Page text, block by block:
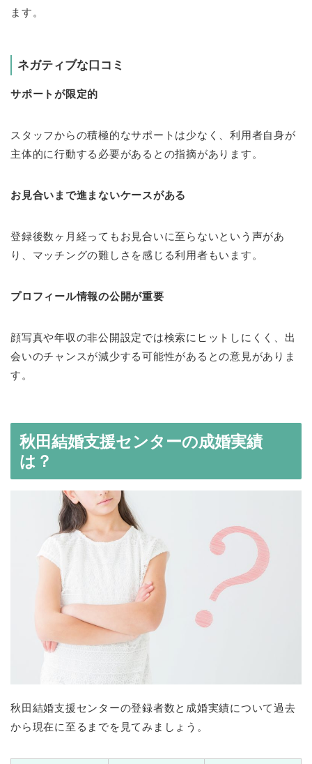
ます。
ネガティブな口コミ
サポートが限定的
スタッフからの積極的なサポートは少なく、利用者自身が
主体的に行動する必要があるとの指摘があります。
お見合いまで進まないケースがある
登録後数ヶ月経ってもお見合いに至らないという声があ
り、マッチングの難しさを感じる利用者もいます。
プロフィール情報の公開が重要
顔写真や年収の非公開設定では検索にヒットしにくく、出
会いのチャンスが減少する可能性があるとの意見がありま
す。
秋田結婚支援センターの成婚実績
は？
秋田結婚支援センターの登録者数と成婚実績について過去
から現在に至るまでを見てみましょう。